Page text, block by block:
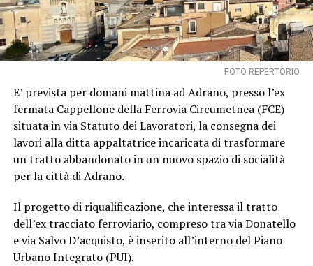
FOTO REPERTORIO
E’ prevista per domani mattina ad Adrano, presso l’ex
fermata Cappellone della Ferrovia Circumetnea (FCE)
situata in via Statuto dei Lavoratori, la consegna dei
lavori alla ditta appaltatrice incaricata di trasformare
un tratto abbandonato in un nuovo spazio di socialità
per la città di Adrano.
Il progetto di riqualificazione, che interessa il tratto
dell’ex tracciato ferroviario, compreso tra via Donatello
e via Salvo D’acquisto, è inserito all’interno del Piano
Urbano Integrato (PUI).